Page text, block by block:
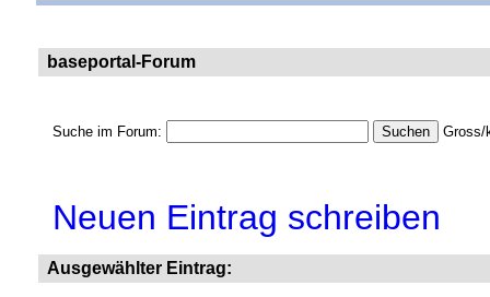
baseportal-Forum
Suche im Forum: Gross/
Neuen Eintrag schreiben
Ausgewählter Eintrag: